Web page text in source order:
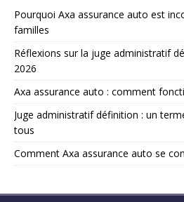
Pourquoi Axa assurance auto est
familles
Réflexions sur la juge administratif
2026
Axa assurance auto : comment
Juge administratif définition : un
tous
Comment Axa assurance auto se